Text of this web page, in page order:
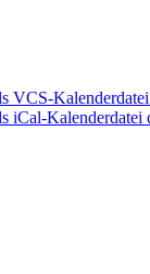
VCS-
iCal-Kalenderdatei